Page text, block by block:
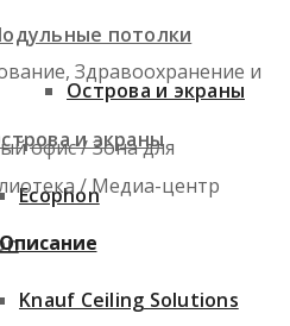
потолки
и экраны
Острова и экраны
Ecophon
Knauf Ceiling Solutions
Здравоохранение и
офис / Зона для
/ Медиа-центр